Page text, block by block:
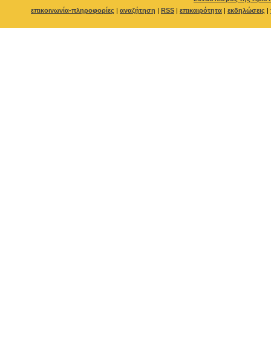
επικοινωνία-πληροφορίες | αναζήτηση | RSS | επικαιρότητα | εκδηλώσεις |